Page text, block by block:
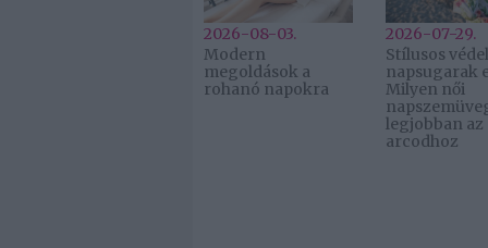
2026-08-03.
Modern
megoldások a
rohanó napokra
2026-07-29.
Stílusos
napsugarak
Milyen női
legjobban az
arcodhoz